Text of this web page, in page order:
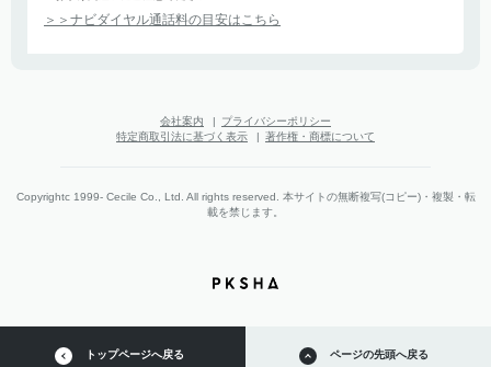
＞＞ナビダイヤル通話料の目安はこちら
会社案内
プライバシーポリシー
特定商取引法に基づく表示
著作権・商標について
Copyrightc 1999- Cecile Co., Ltd. All rights reserved. 本サイトの無断複写(コピー)・複製・転
載を禁じます。
トップページへ戻る ページの先頭へ戻る